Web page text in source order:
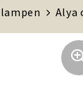
Alya